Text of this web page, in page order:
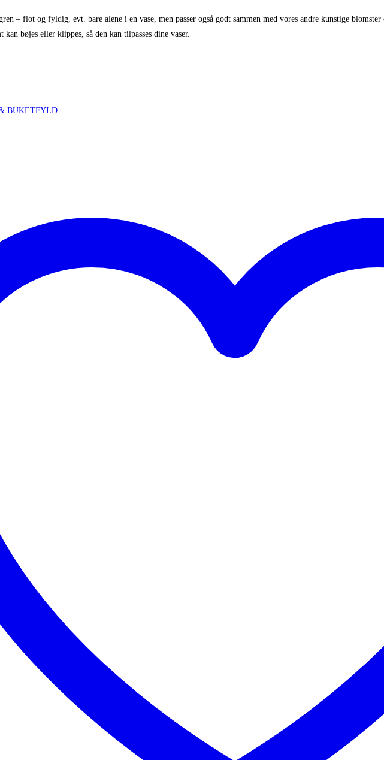
– flot og fyldig, evt. bare alene i en vase, men passer også godt sammen med vores andre kunstige
bøjes eller klippes, så den kan tilpasses dine vaser.
BUKETFYLD